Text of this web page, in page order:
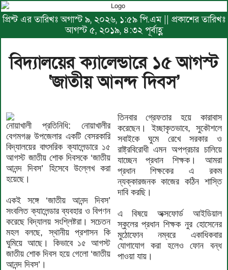
প্রিন্ট এর তারিখঃ অগাস্ট ৯, ২০২৬, ১:৫৯ পি.এম || প্রকাশের তারিখঃ
আগস্ট ৫, ২০১৯, ৪:৩২ পূর্বাহ্ণ
বিদ্যালয়ের ক্যালেন্ডারে ১৫ আগস্ট
‘জাতীয় আনন্দ দিবস’
নোয়াখালী প্রতিনিধি: নোয়াখালীর
বেগমগঞ্জ উপজেলার একটি বেসরকারি
বিদ্যালয়ের বাৎসরিক ক্যালেন্ডারে ১৫
আগস্ট জাতীয় শোক দিবসকে ‘জাতীয়
আনন্দ দিবস’ হিসেবে উল্লেখ করা
হয়েছে।
একই সঙ্গে ‘জাতীয় আনন্দ দিবস’
সংবলিত ক্যালেন্ডার ব্যবহার ও বিপণন
করেছে বিদ্যালয় সংশ্লিষ্টরা। সচেতন
মহল বলছে, স্থানীয় প্রশাসন কি
ঘুমিয়ে আছে। কিভাবে ১৫ আগস্ট
জাতীয় শোক দিবস হয়ে গেলো ‘জাতীয়
আনন্দ দিবস’।
তিনবার গ্রেফতার হয়ে কারাবাস
করেছেন। ইচ্ছাকৃতভাবে, সুকৌশলে
সবাইকে ঘুমে রেখে সরকার ও
রাষ্ট্রবিরোধী এমন অপপ্রচার চালিয়ে
যাচ্ছেন প্রধান শিক্ষক। আমরা
প্রধান শিক্ষকের এ রকম
ন্যক্কারজনক কাজের কঠিন শাস্তি
দাবি করছি।
এ বিষয়ে অক্সফোর্ড আইডিয়াল
স্কুলের প্রধান শিক্ষক নুর হোসেনের
মুঠোফোন নম্বরে একাধিকবার
যোগাযোগ করা হলেও ফোন বন্ধ
পাওয়া যায়।